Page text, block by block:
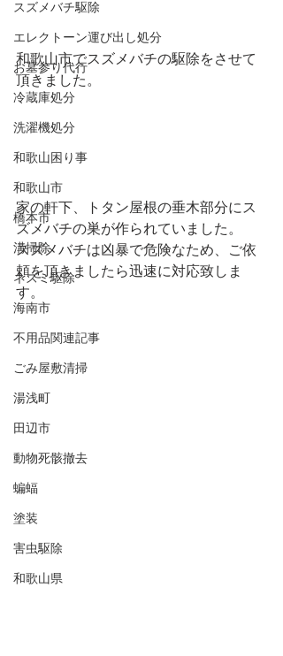
スズメバチ駆除
エレクトーン運び出し処分
お墓参り代行
冷蔵庫処分
洗濯機処分
和歌山困り事
和歌山市
橋本市
溝掃除
ネズミ駆除
海南市
不用品関連記事
ごみ屋敷清掃
湯浅町
田辺市
動物死骸撤去
蝙蝠
塗装
害虫駆除
和歌山県
和歌山市でスズメバチの駆除をさせて
頂きました。
家の軒下、トタン屋根の垂木部分にス
ズメバチの巣が作られていました。
スズメバチは凶暴で危険なため、ご依
頼を頂きましたら迅速に対応致しま
す。